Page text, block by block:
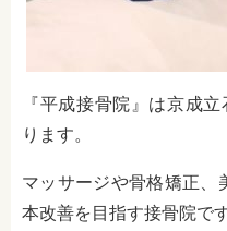
『平成接骨院』は京成
ります。
マッサージや骨格矯正、
本改善を目指す接骨院です